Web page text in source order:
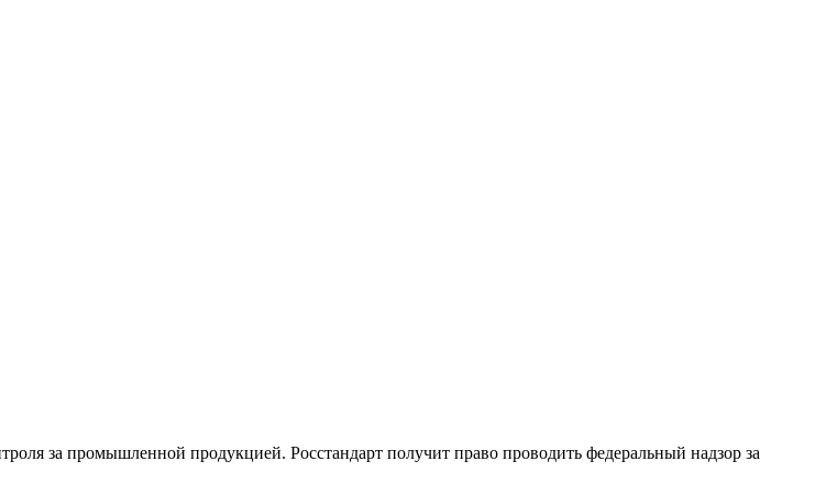
за промышленной продукцией. Росстандарт получит право проводить федеральный надзор за